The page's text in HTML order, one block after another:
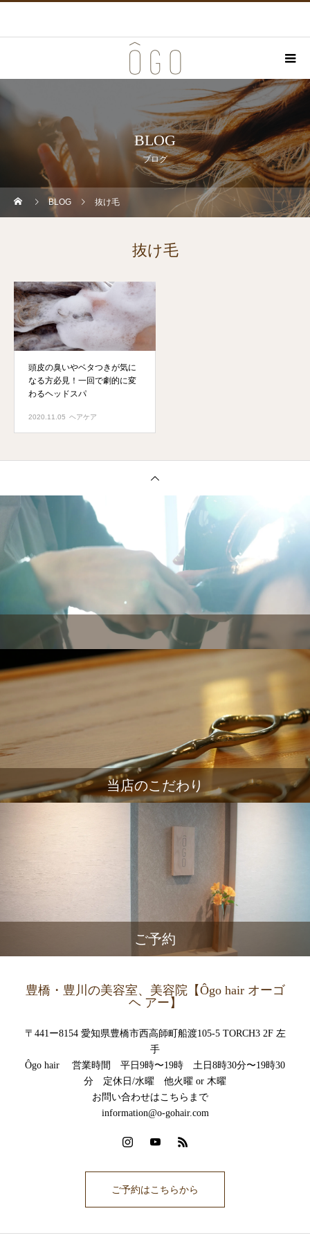
BLOG
ブログ
BLOG 抜け毛
抜け毛
頭皮の臭いやベタつきが気に
なる方必見！一回で劇的に変
わるヘッドスパ
2020.11.05 ヘアケア
当店のこだわり
ご予約
豊橋・豊川の美容室、美容院【Ôgo hair オーゴ
ヘ アー】
〒441ー8154 愛知県豊橋市西高師町船渡105-5 TORCH3 2F 左
手
Ôgo hair 営業時間 平日9時〜19時 土日8時30分〜19時30
分 定休日/水曜 他火曜 or 木曜
お問い合わせはこちらまで
information@o-gohair.com
ご予約はこちらから